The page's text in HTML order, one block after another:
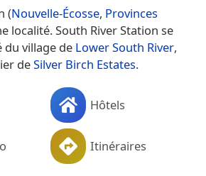
(Nouvelle-Écosse, Provinces
localité. South River Station se
village de Lower South River,
deSilver Birch Estates.
Hôtels
Itinéraires